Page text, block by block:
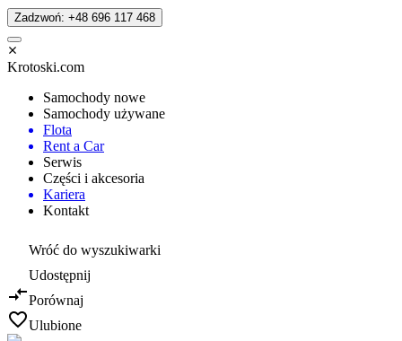
Zadzwoń: +48 696 117 468
Krotoski.com
Samochody nowe
Samochody używane
Flota
Rent a Car
Serwis
Części i akcesoria
Kariera
Kontakt
Wróć do wyszukiwarki
Udostępnij
Porównaj
Ulubione